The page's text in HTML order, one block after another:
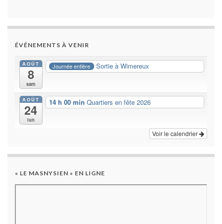
ÉVÉNEMENTS À VENIR
AOÛT
8
sam
Journée entière Sortie à Wimereux
AOÛT
24
lun
14 h 00 min Quartiers en fête 2026
Voir le calendrier
« LE MASNYSIEN » EN LIGNE